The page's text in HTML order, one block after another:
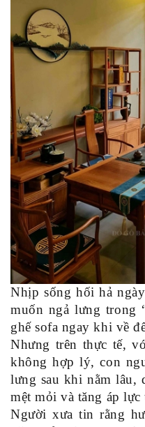
Nhịp sống hối hả
muốn ngả lưng trong
ghế sofa ngay khi về
Nhưng trên thực tế,
không hợp lý, con
lưng sau khi nằm lâu,
mệt mỏi và tăng áp lực
Người xưa tin rằng